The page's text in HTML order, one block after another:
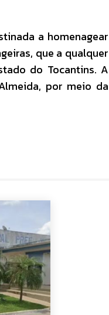
a homenagear
que a qualquer
do Tocantins. A
por meio da